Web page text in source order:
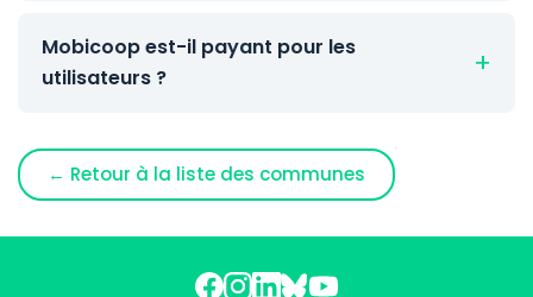
Mobicoop est-il payant pour les
utilisateurs ?
← Retour à la liste des communes